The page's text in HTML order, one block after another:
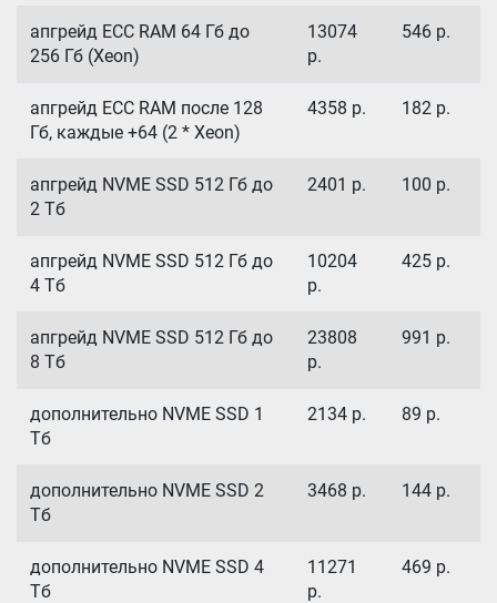
апгрейд ECC RAM 64 Гб до
256 Гб (Xeon)
13074
р.
546 р.
апгрейд ECC RAM после 128
Гб, каждые +64 (2 * Xeon)
4358 р. 182 р.
апгрейд NVME SSD 512 Гб до
2 Тб
2401 р. 100 р.
апгрейд NVME SSD 512 Гб до
4 Тб
10204
р.
425 р.
апгрейд NVME SSD 512 Гб до
8 Тб
23808
р.
991 р.
дополнительно NVME SSD 1
Тб
2134 р. 89 р.
дополнительно NVME SSD 2
Тб
3468 р. 144 р.
дополнительно NVME SSD 4
Тб
11271
р.
469 р.